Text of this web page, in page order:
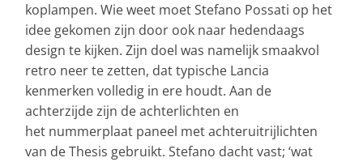
koplampen. Wie weet moet Stefano Possati op het
idee gekomen zijn door ook naar hedendaags
design te kijken. Zijn doel was namelijk smaakvol
retro neer te zetten, dat typische Lancia
kenmerken volledig in ere houdt. Aan de
achterzijde zijn de achterlichten en
het nummerplaat paneel met achteruitrijlichten
van de Thesis gebruikt. Stefano dacht vast; ‘wat